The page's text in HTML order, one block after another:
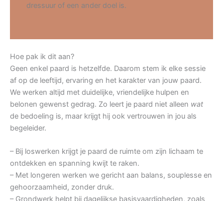
dressuur of een ander doel is.
Hoe pak ik dit aan?
Geen enkel paard is hetzelfde. Daarom stem ik elke sessie
af op de leeftijd, ervaring en het karakter van jouw paard.
We werken altijd met duidelijke, vriendelijke hulpen en
belonen gewenst gedrag. Zo leert je paard niet alleen wat
de bedoeling is, maar krijgt hij ook vertrouwen in jou als
begeleider.
– Bij loswerken krijgt je paard de ruimte om zijn lichaam te
ontdekken en spanning kwijt te raken.
– Met longeren werken we gericht aan balans, souplesse en
gehoorzaamheid, zonder druk.
– Grondwerk helpt bij dagelijkse basisvaardigheden, zoals